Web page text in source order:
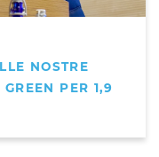
NOSTRE
PER 1,9